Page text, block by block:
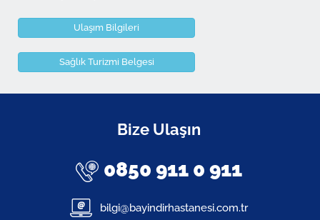
Ulaşım Bilgileri
Sağlık Turizmi Belgesi
Bize Ulaşın
0850 911 0 911
bilgi@bayindirhastanesi.com.tr